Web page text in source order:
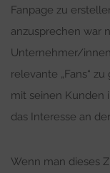
Fanpage zu
anzusprechen war
Unternehmer/
relevante „Fans“
mit seinen Kunden
das Interesse an
Wenn man dieses